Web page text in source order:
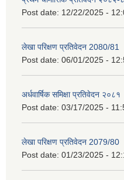
Post date: 12/22/2025 -
लेखा परिक्षण प्रतिवेदन 2080/81
Post date: 06/01/2025 -
अर्धवार्षिक समिक्षा प्रतिवेदन २०८१
Post date: 03/17/2025 -
लेखा परिक्षण प्रतिवेदन 2079/80
Post date: 01/23/2025 -